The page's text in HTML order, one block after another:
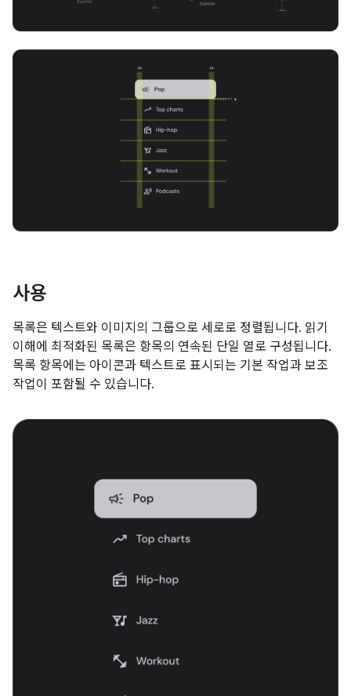
사용
목록은 텍스트와 이미지의 그룹으로 세로로 정렬됩니다. 읽기
이해에 최적화된 목록은 항목의 연속된 단일 열로 구성됩니다.
목록 항목에는 아이콘과 텍스트로 표시되는 기본 작업과 보조
작업이 포함될 수 있습니다.